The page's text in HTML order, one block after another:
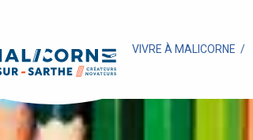
VIVRE À MALICORNE